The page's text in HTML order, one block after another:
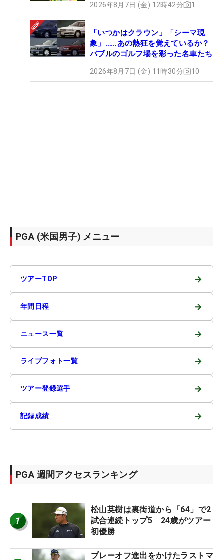
2026年8月7日 (金) 12時42分 1
「いつかはクラウン」「シーマ現
象」……あの熱狂を覚えているか？
バブルのゴルフ場を彩った名車たち
2026年8月7日 (金) 11時30分 10
PGA (米国男子) メニュー
ツアーTOP →
年間日程 →
ニュース一覧 →
ライブフォト一覧 →
ツアー登録選手 →
記録成績 →
PGA 週間アクセスランキング
1
松山英樹は裏街道から「64」で2
試合連続トップ5 24歳がツアー
初優勝
プレーオフ進出をかけたラストマ